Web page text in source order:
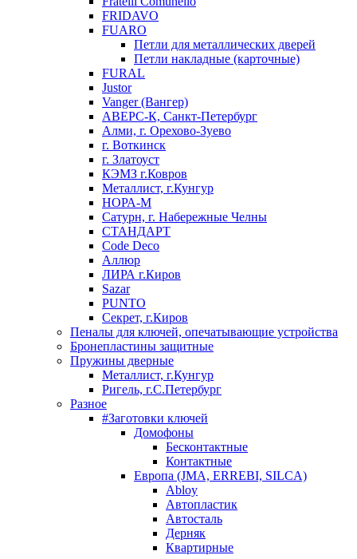
FRIDAVO
FUARO
Петли для металлических дверей
Петли накладные (карточные)
FURAL
Justor
Vanger (Вангер)
АВЕРС-К, Санкт-Петербург
Алми, г. Орехово-Зуево
г. Воткинск
г. Златоуст
КЭМЗ г.Ковров
Металлист, г.Кунгур
НОРА-М
Сатурн, г. Набережные Челны
СТАНДАРТ
Code Deco
Аллюр
ЛИРА г.Киров
Sazar
PUNTO
Секрет, г.Киров
Пеналы для ключей, опечатывающие устройства
Бронепластины защитные
Пружины дверные
Металлист, г.Кунгур
Ригель, г.С.Петербург
Разное
#Заготовки ключей
Домофоны
Бесконтактные
Контактные
Европа (JMA, ERREBI, SILCA)
Abloy
Автопластик
Автосталь
Дерняк
Квартирные